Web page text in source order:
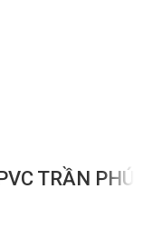
TRẦN PHÚ